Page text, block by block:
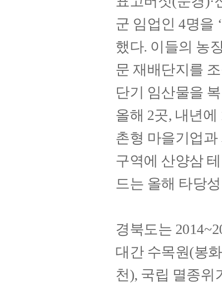
군 임업인 4명을
했다. 이들의 농
문 재배단지를
단기 임산물을
올해 2곳, 내년
촌형 마을기업
구역에 산양삼
드는 올해 타당
경북도는
대간수목원(봉
천), 국립 멸종위